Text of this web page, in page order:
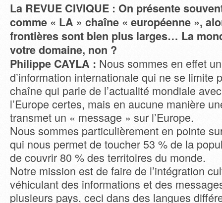
La REVUE CIVIQUE : On présente
comme « LA » chaîne « européenne »,
frontières sont bien plus larges… La
votre domaine, non ?
Philippe CAYLA : Nous sommes en effet
d’information internationale qui ne se limite
chaîne qui parle de l’actualité mondiale
l’Europe certes, mais en aucune manière
transmet un « message » sur l’Europe.
Nous sommes particulièrement en pointe
qui nous permet de toucher 53 % de la
de couvrir 80 % des territoires du monde.
Notre mission est de faire de l’intégration
véhiculant des informations et des
plusieurs pays, ceci dans des langues